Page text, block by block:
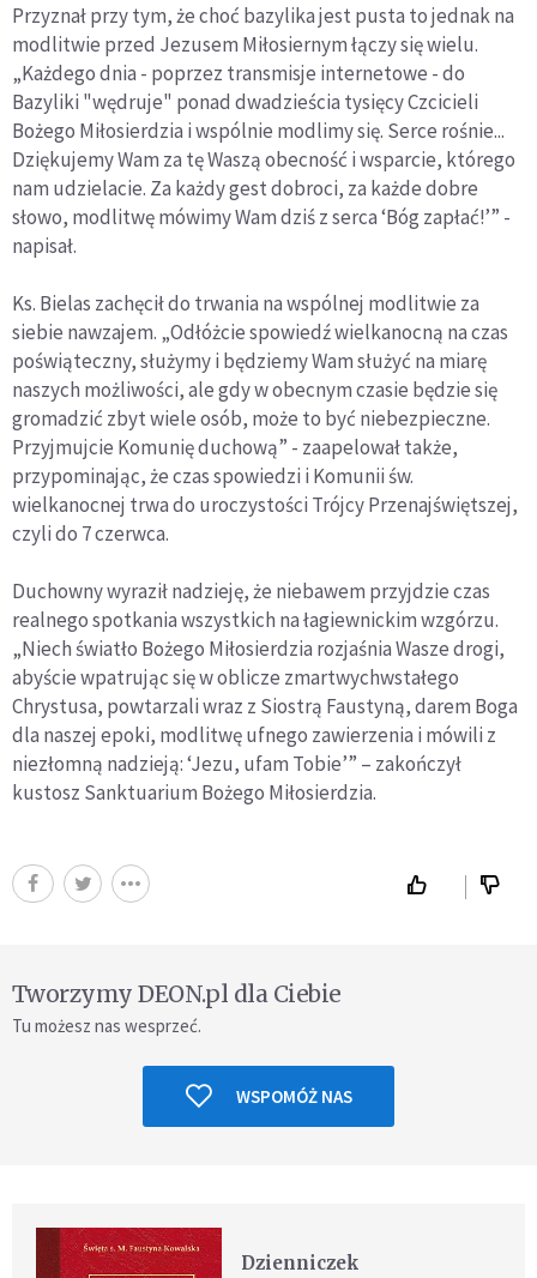
Przyznał przy tym, że choć bazylika jest pusta to jednak na
modlitwie przed Jezusem Miłosiernym łączy się wielu.
„Każdego dnia - poprzez transmisje internetowe - do
Bazyliki "wędruje" ponad dwadzieścia tysięcy Czcicieli
Bożego Miłosierdzia i wspólnie modlimy się. Serce rośnie...
Dziękujemy Wam za tę Waszą obecność i wsparcie, którego
nam udzielacie. Za każdy gest dobroci, za każde dobre
słowo, modlitwę mówimy Wam dziś z serca ‘Bóg zapłać!’” -
napisał.
Ks. Bielas zachęcił do trwania na wspólnej modlitwie za
siebie nawzajem. „Odłóżcie spowiedź wielkanocną na czas
poświąteczny, służymy i będziemy Wam służyć na miarę
naszych możliwości, ale gdy w obecnym czasie będzie się
gromadzić zbyt wiele osób, może to być niebezpieczne.
Przyjmujcie Komunię duchową” - zaapelował także,
przypominając, że czas spowiedzi i Komunii św.
wielkanocnej trwa do uroczystości Trójcy Przenajświętszej,
czyli do 7 czerwca.
Duchowny wyraził nadzieję, że niebawem przyjdzie czas
realnego spotkania wszystkich na łagiewnickim wzgórzu.
„Niech światło Bożego Miłosierdzia rozjaśnia Wasze drogi,
abyście wpatrując się w oblicze zmartwychwstałego
Chrystusa, powtarzali wraz z Siostrą Faustyną, darem Boga
dla naszej epoki, modlitwę ufnego zawierzenia i mówili z
niezłomną nadzieją: ‘Jezu, ufam Tobie’” – zakończył
kustosz Sanktuarium Bożego Miłosierdzia.
Tworzymy DEON.pl dla Ciebie
Tu możesz nas wesprzeć.
WSPOMÓŻ NAS
Dzienniczek